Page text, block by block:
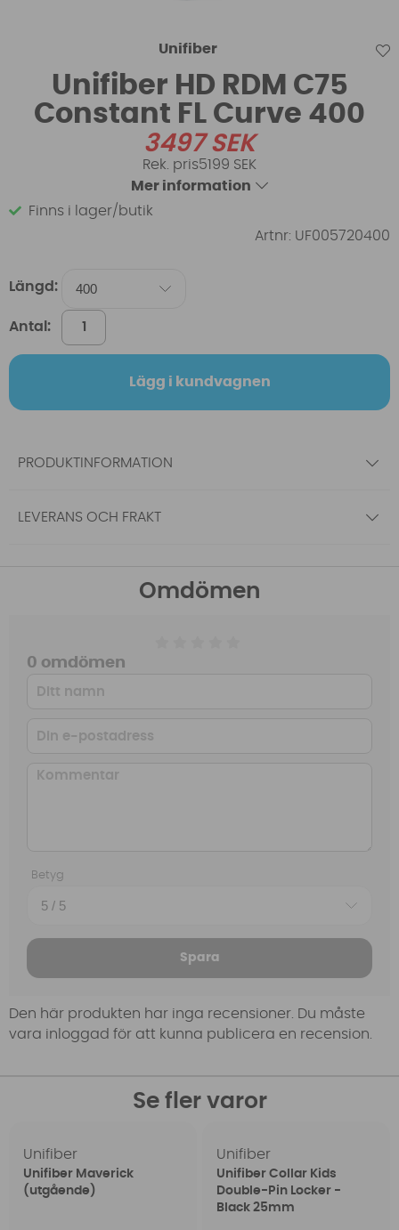
Unifiber
Unifiber HD RDM C75
Constant FL Curve 400
3497SEK
5199 SEK
Mer information
Finns i lager/butik
Artnr: UF005720400
Längd:
Antal:
Lägg i kundvagnen
PRODUKTINFORMATION
LEVERANS OCH FRAKT
Omdömen
0 omdömen
Betyg
Spara
Den här produkten har inga recensioner. Du måste
vara inloggad för att kunna publicera en recension.
Se fler varor
Unifiber
Unifiber Maverick
(utgående)
Unifiber
Unifiber Collar Kids
Double-Pin Locker -
Black 25mm